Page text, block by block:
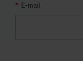
* E-mail